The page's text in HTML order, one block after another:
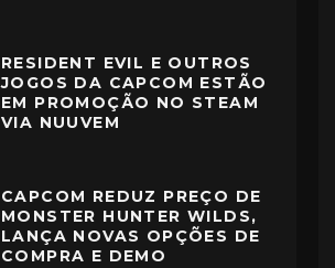
RESIDENT EVIL E OUTROS
JOGOS DA CAPCOM ESTÃO
EM PROMOÇÃO NO STEAM
VIA NUUVEM
CAPCOM REDUZ PREÇO DE
MONSTER HUNTER WILDS,
LANÇA NOVAS OPÇÕES DE
COMPRA E DEMO